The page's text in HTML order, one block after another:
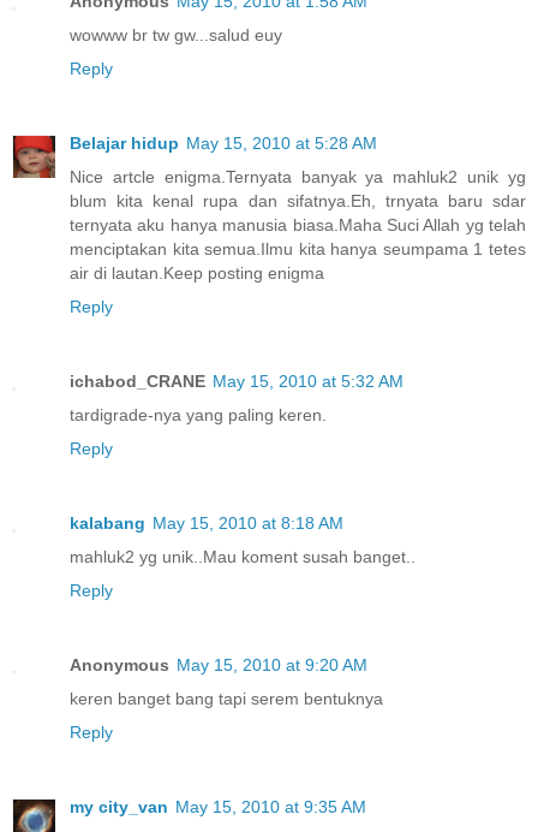
wowww br tw gw...salud euy
Reply
Belajar hidup May 15, 2010 at 5:28 AM
Nice artcle enigma.Ternyata banyak ya mahluk2 unik yg
blum kita kenal rupa dan sifatnya.Eh, trnyata baru sdar
ternyata aku hanya manusia biasa.Maha Suci Allah yg telah
menciptakan kita semua.Ilmu kita hanya seumpama 1 tetes
air di lautan.Keep posting enigma
Reply
ichabod_CRANE May 15, 2010 at 5:32 AM
tardigrade-nya yang paling keren.
Reply
kalabang May 15, 2010 at 8:18 AM
mahluk2 yg unik..Mau koment susah banget..
Reply
Anonymous May 15, 2010 at 9:20 AM
keren banget bang tapi serem bentuknya
Reply
my city_van May 15, 2010 at 9:35 AM